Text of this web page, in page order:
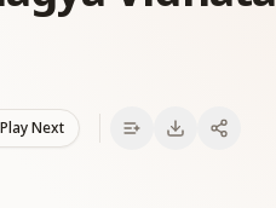
Play Next